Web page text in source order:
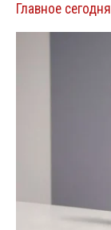
Главное сегодня